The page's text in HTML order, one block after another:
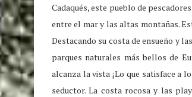
Cadaqués, este pueblo de
entre el mar y las altas montañas.
Destacando su costa de ensueño y
parques naturales más bellos de
alcanza la vista ¡Lo que satisface a
seductor. La costa rocosa y las